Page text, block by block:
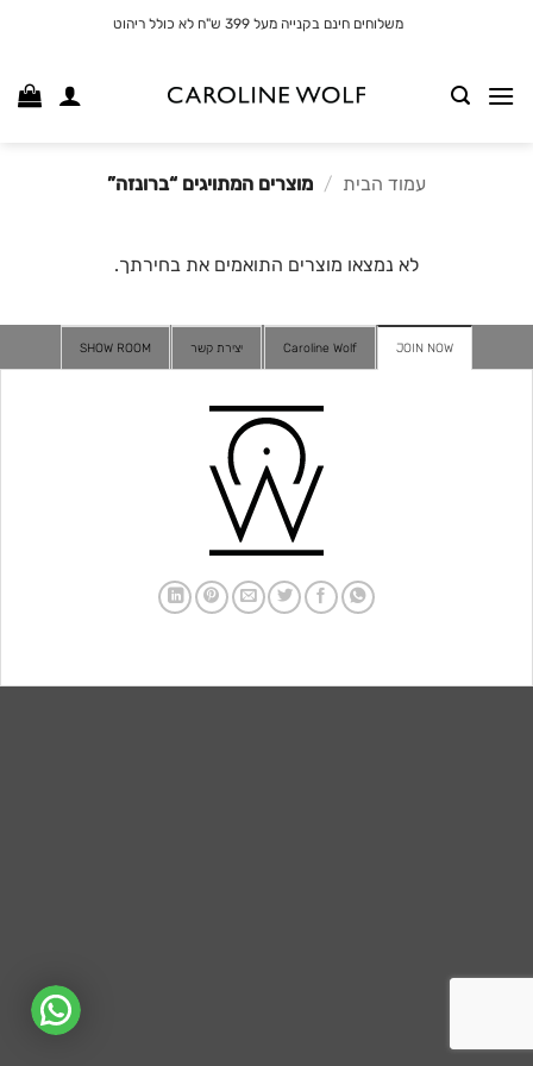
משלוחים חינם בקנייה מעל 399 ש"ח לא כולל ריהוט
עמוד הבית / מוצרים המתויגים “ברונזה”
לא נמצאו מוצרים התואמים את בחירתך.
JOIN NOW
Caroline Wolf יצירת קשר SHOW ROOM